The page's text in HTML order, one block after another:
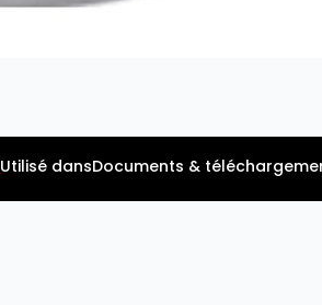
Utilisé dansDocuments &